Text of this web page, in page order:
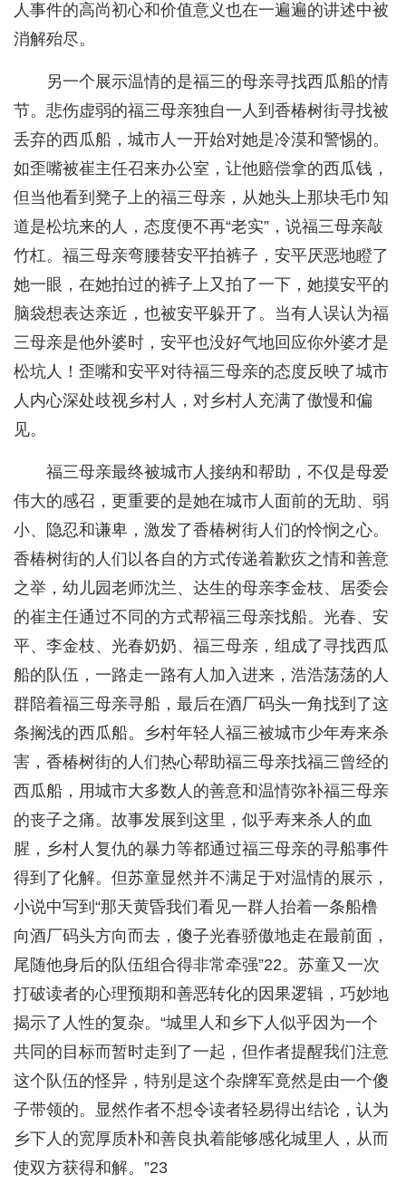
人事件的高尚初心和价值意义也在一遍遍的讲述中被
消解殆尽。
另一个展示温情的是福三的母亲寻找西瓜船的情
节。悲伤虚弱的福三母亲独自一人到香椿树街寻找被
丢弃的西瓜船，城市人一开始对她是冷漠和警惕的。
如歪嘴被崔主任召来办公室，让他赔偿拿的西瓜钱，
但当他看到凳子上的福三母亲，从她头上那块毛巾知
道是松坑来的人，态度便不再“老实”，说福三母亲敲
竹杠。福三母亲弯腰替安平拍裤子，安平厌恶地瞪了
她一眼，在她拍过的裤子上又拍了一下，她摸安平的
脑袋想表达亲近，也被安平躲开了。当有人误认为福
三母亲是他外婆时，安平也没好气地回应你外婆才是
松坑人！歪嘴和安平对待福三母亲的态度反映了城市
人内心深处歧视乡村人，对乡村人充满了傲慢和偏
见。
福三母亲最终被城市人接纳和帮助，不仅是母爱
伟大的感召，更重要的是她在城市人面前的无助、弱
小、隐忍和谦卑，激发了香椿树街人们的怜悯之心。
香椿树街的人们以各自的方式传递着歉疚之情和善意
之举，幼儿园老师沈兰、达生的母亲李金枝、居委会
的崔主任通过不同的方式帮福三母亲找船。光春、安
平、李金枝、光春奶奶、福三母亲，组成了寻找西瓜
船的队伍，一路走一路有人加入进来，浩浩荡荡的人
群陪着福三母亲寻船，最后在酒厂码头一角找到了这
条搁浅的西瓜船。乡村年轻人福三被城市少年寿来杀
害，香椿树街的人们热心帮助福三母亲找福三曾经的
西瓜船，用城市大多数人的善意和温情弥补福三母亲
的丧子之痛。故事发展到这里，似乎寿来杀人的血
腥，乡村人复仇的暴力等都通过福三母亲的寻船事件
得到了化解。但苏童显然并不满足于对温情的展示，
小说中写到“那天黄昏我们看见一群人抬着一条船橹
向酒厂码头方向而去，傻子光春骄傲地走在最前面，
尾随他身后的队伍组合得非常牵强”22。苏童又一次
打破读者的心理预期和善恶转化的因果逻辑，巧妙地
揭示了人性的复杂。“城里人和乡下人似乎因为一个
共同的目标而暂时走到了一起，但作者提醒我们注意
这个队伍的怪异，特别是这个杂牌军竟然是由一个傻
子带领的。显然作者不想令读者轻易得出结论，认为
乡下人的宽厚质朴和善良执着能够感化城里人，从而
使双方获得和解。”23